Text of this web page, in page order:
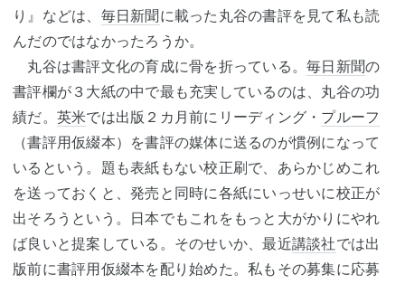
り』などは、 毎日新聞 に載った丸谷の書評を見て私も読
んだのではなかったろうか。
丸谷は書評文化の育成に骨を折っている。 毎日新聞の
書評欄が３大紙の中で最も充実しているのは、丸谷の功
績だ。 英米では出版２カ月前にリーディング・ プルーフ
（書評用仮綴本）を書評の媒体に送るのが慣例になって
いるという。題も表紙もない校正刷で、あらかじめこれ
を送っておくと、発売と同時に各紙にいっせいに校正が
出そろうという。日本でもこれをもっと大がかりにやれ
ば良いと提案している。そのせいか、最近講談社では出
版前に書評用仮綴本を配り始めた。私もその募集に応募